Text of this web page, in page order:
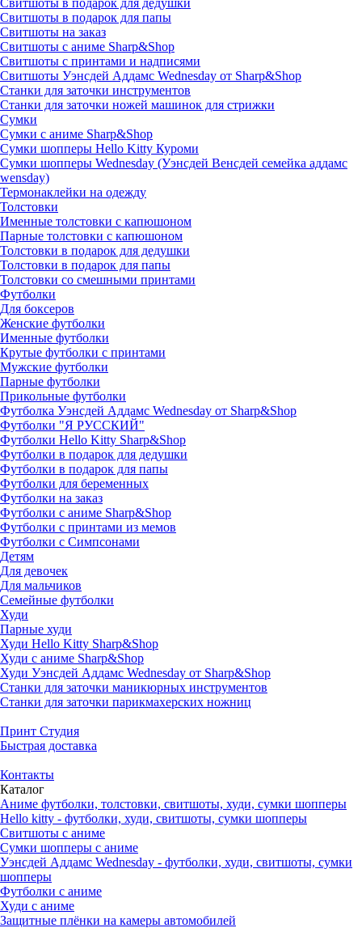
Свитшоты в подарок для дедушки
Свитшоты в подарок для папы
Свитшоты на заказ
Свитшоты с аниме Sharp&Shop
Свитшоты с принтами и надписями
Свитшоты Уэнсдей Аддамс Wednesday от Sharp&Shop
Станки для заточки инструментов
Станки для заточки ножей машинок для стрижки
Сумки
Сумки с аниме Sharp&Shop
Сумки шопперы Hello Kitty Куроми
Сумки шопперы Wednesday (Уэнсдей Венсдей семейка аддамс
wensday)
Термонаклейки на одежду
Толстовки
Именные толстовки с капюшоном
Парные толстовки с капюшоном
Толстовки в подарок для дедушки
Толстовки в подарок для папы
Толстовки со смешными принтами
Футболки
Для боксеров
Женские футболки
Именные футболки
Крутые футболки с принтами
Мужские футболки
Парные футболки
Прикольные футболки
Футболка Уэнсдей Аддамс Wednesday от Sharp&Shop
Футболки "Я РУССКИЙ"
Футболки Hello Kitty Sharp&Shop
Футболки в подарок для дедушки
Футболки в подарок для папы
Футболки для беременных
Футболки на заказ
Футболки с аниме Sharp&Shop
Футболки с принтами из мемов
Футболки с Симпсонами
Детям
Для девочек
Для мальчиков
Семейные футболки
Худи
Парные худи
Худи Hello Kitty Sharp&Shop
Худи с аниме Sharp&Shop
Худи Уэнсдей Аддамс Wednesday от Sharp&Shop
Станки для заточки маникюрных инструментов
Станки для заточки парикмахерских ножниц
Принт Студия
Быстрая доставка
Контакты
Каталог
Аниме футболки, толстовки, свитшоты, худи, сумки шопперы
Hello kitty - футболки, худи, свитшоты, сумки шопперы
Свитшоты с аниме
Сумки шопперы с аниме
Уэнсдей Аддамс Wednesday - футболки, худи, свитшоты, сумки
шопперы
Футболки с аниме
Худи с аниме
Защитные плёнки на камеры автомобилей